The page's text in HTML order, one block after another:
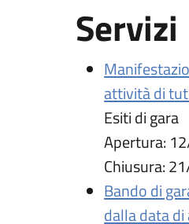
Servizi
attività di
Esiti di gara
Apertura:
Chiusura:
Bando di
dalla data